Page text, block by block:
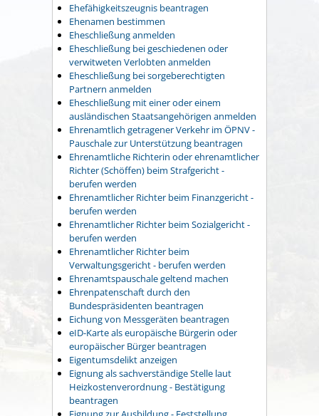
Ehefähigkeitszeugnis beantragen
Ehenamen bestimmen
Eheschließung anmelden
Eheschließung bei geschiedenen oder
verwitweten Verlobten anmelden
Eheschließung bei sorgeberechtigten
Partnern anmelden
Eheschließung mit einer oder einem
ausländischen Staatsangehörigen anmelden
Ehrenamtlich getragener Verkehr im ÖPNV -
Pauschale zur Unterstützung beantragen
Ehrenamtliche Richterin oder ehrenamtlicher
Richter (Schöffen) beim Strafgericht -
berufen werden
Ehrenamtlicher Richter beim Finanzgericht -
berufen werden
Ehrenamtlicher Richter beim Sozialgericht -
berufen werden
Ehrenamtlicher Richter beim
Verwaltungsgericht - berufen werden
Ehrenamtspauschale geltend machen
Ehrenpatenschaft durch den
Bundespräsidenten beantragen
Eichung von Messgeräten beantragen
eID-Karte als europäische Bürgerin oder
europäischer Bürger beantragen
Eigentumsdelikt anzeigen
Eignung als sachverständige Stelle laut
Heizkostenverordnung - Bestätigung
beantragen